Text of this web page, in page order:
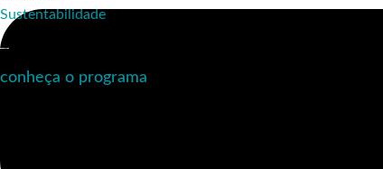
Sustentabilidade
conheça o programa